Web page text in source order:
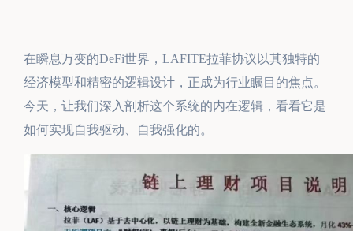
在瞬息万变的DeFi世界，LAFITE拉菲协议以其独特的
经济模型和精密的逻辑设计，正成为行业瞩目的焦点。
今天，让我们深入剖析这个系统的内在逻辑，看看它是
如何实现自我驱动、自我强化的。